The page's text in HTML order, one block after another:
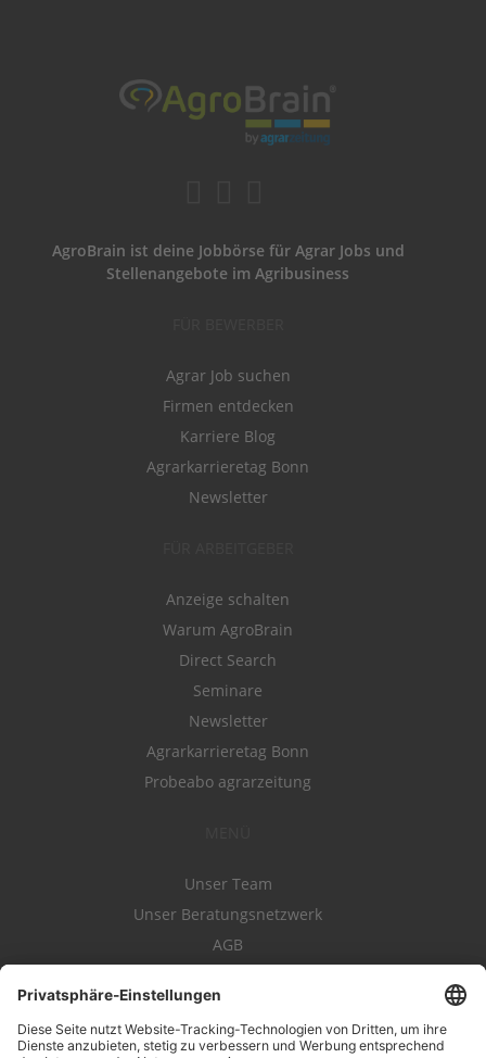
AgroBrain ist deine Jobbörse für Agrar Jobs und
Stellenangebote im Agribusiness
Agrar Job suchen
Firmen entdecken
Karriere Blog
Agrarkarrieretag Bonn
Newsletter
Anzeige schalten
Warum AgroBrain
Direct Search
Seminare
Newsletter
Agrarkarrieretag Bonn
Probeabo agrarzeitung
Unser Team
Unser Beratungsnetzwerk
AGB
Datenschutz
Impressum